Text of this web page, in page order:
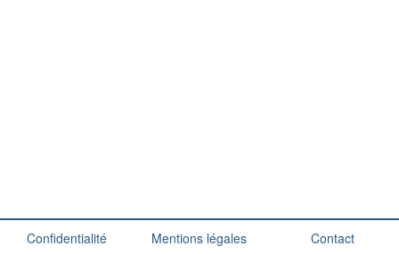
Confidentialité Mentions légales Contact